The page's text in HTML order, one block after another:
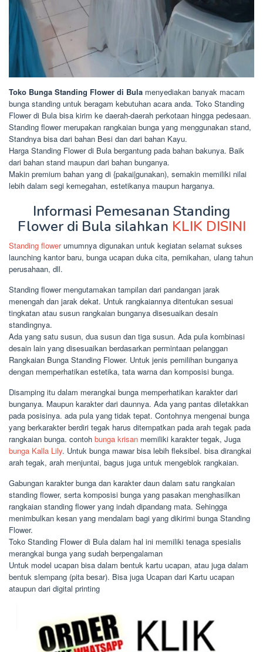
Toko Bunga Standing Flower di Bula menyediakan banyak macam
bunga standing untuk beragam kebutuhan acara anda. Toko Standing
Flower di Bula bisa kirim ke daerah-daerah perkotaan hingga pedesaan.
Standing flower merupakan rangkaian bunga yang menggunakan stand,
Standnya bisa dari bahan Besi dan dari bahan Kayu.
Harga Standing Flower di Bula bergantung pada bahan bakunya. Baik
dari bahan stand maupun dari bahan bunganya.
Makin premium bahan yang di {pakai|gunakan), semakin memiliki nilai
lebih dalam segi kemegahan, estetikanya maupun harganya.
Informasi Pemesanan Standing
Flower di Bula silahkan KLIK DISINI
Standing flowerumumnya digunakan untuk kegiatan selamat sukses
launching kantor baru, bunga ucapan duka cita, pernikahan, ulang tahun
perusahaan, dll.
Standing flower mengutamakan tampilan dari pandangan jarak
menengah dan jarak dekat. Untuk rangkaiannya ditentukan sesuai
tingkatan atau susun rangkaian bunganya disesuaikan desain
standingnya.
Ada yang satu susun, dua susun dan tiga susun. Ada pula kombinasi
desain lain yang disesuaikan berdasarkan permintaan pelanggan
Rangkaian Bunga Standing Flower. Untuk jenis pemilihan bunganya
dengan memperhatikan estetika, tata warna dan komposisi bunga.
Disamping itu dalam merangkai bunga memperhatikan karakter dari
bunganya. Maupun karakter dari daunnya. Ada yang pantas diletakkan
pada posisinya. ada pula yang tidak tepat. Contohnya mengenai bunga
yang berkarakter berdiri tegak harus ditempatkan pada arah tegak pada
rangkaian bunga. contoh bunga krisan memiliki karakter tegak, Juga
bunga Kalla Lily. Untuk bunga mawar bisa lebih fleksibel. bisa dirangkai
arah tegak, arah menjuntai, bagus juga untuk mengeblok rangkaian.
Gabungan karakter bunga dan karakter daun dalam satu rangkaian
standing flower, serta komposisi bunga yang pasakan menghasilkan
rangkaian standing flower yang indah dipandang mata. Sehingga
menimbulkan kesan yang mendalam bagi yang dikirimi bunga Standing
Flower.
Toko Standing Flower di Bula dalam hal ini memiliki tenaga spesialis
merangkai bunga yang sudah berpengalaman
Untuk model ucapan bisa dalam bentuk kartu ucapan, atau juga dalam
bentuk slempang (pita besar). Bisa juga Ucapan dari Kartu ucapan
ataupun dari digital printing